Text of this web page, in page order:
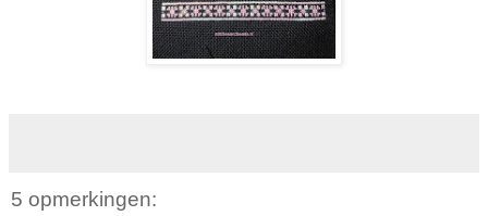
5 opmerkingen: